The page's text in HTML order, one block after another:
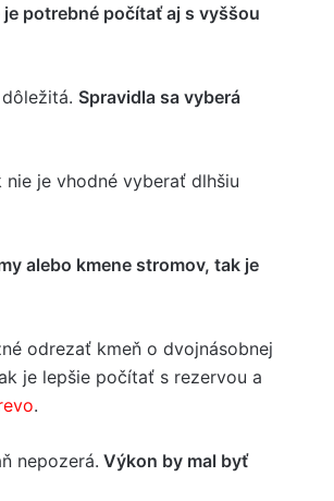
je potrebné počítať aj s vyššou
Spravidla sa vyberá
je vhodné vyberať dlhšiu
alebo kmene stromov, tak je
odrezať kmeň o dvojnásobnej
je lepšie počítať s rezervou a
.
nepozerá. Výkon by mal byť